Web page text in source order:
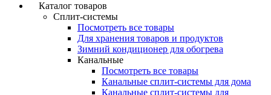
Каталог товаров
Сплит-системы
Посмотреть все товары
Для хранения товаров и продуктов
Зимний кондиционер для обогрева
Канальные
Посмотреть все товары
Канальные сплит-системы для дома
Канальные сплит-системы для